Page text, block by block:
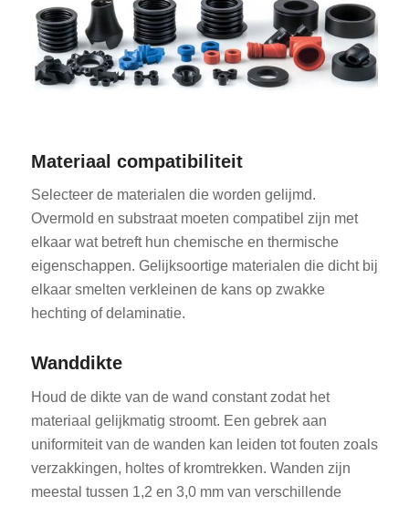
Materiaal compatibiliteit
Selecteer de materialen die worden gelijmd.
Overmold en substraat moeten compatibel zijn met
elkaar wat betreft hun chemische en thermische
eigenschappen. Gelijksoortige materialen die dicht bij
elkaar smelten verkleinen de kans op zwakke
hechting of delaminatie.
Wanddikte
Houd de dikte van de wand constant zodat het
materiaal gelijkmatig stroomt. Een gebrek aan
uniformiteit van de wanden kan leiden tot fouten zoals
verzakkingen, holtes of kromtrekken. Wanden zijn
meestal tussen 1,2 en 3,0 mm van verschillende